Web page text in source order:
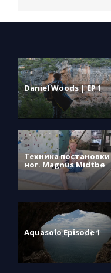
Daniel Woods | EP 1
Техника постановки
ног. Magnus Midtbø
Aquasolo Episode 1